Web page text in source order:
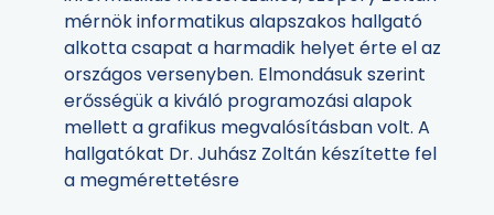
mérnök informatikus alapszakos hallgató
alkotta csapat a harmadik helyet érte el az
országos versenyben. Elmondásuk szerint
erősségük a kiváló programozási alapok
mellett a grafikus megvalósításban volt. A
hallgatókat Dr. Juhász Zoltán készítette fel
a megmérettetésre